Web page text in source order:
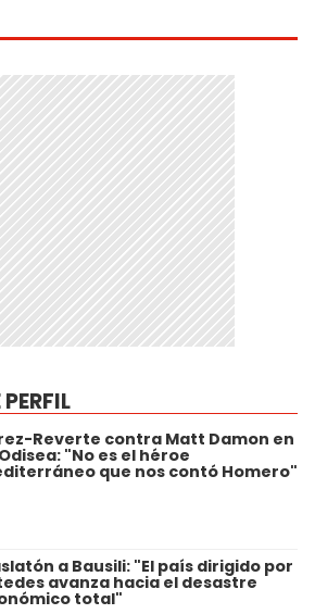
Reverte contra Matt Damon en
"No es el héroe
que nos contó Homero"
a Bausili: "El país dirigido por
avanza hacia el desastre
total"